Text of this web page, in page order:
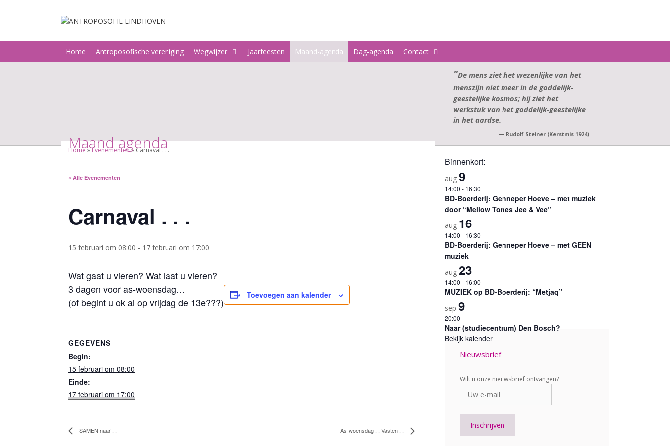
Home Antroposofische vereniging Wegwijzer Jaarfeesten Maand-agenda Dag-agenda Contact
De mens ziet het wezenlijke van het
menszijn niet meer in de goddelijk-
geestelijke kosmos; hij ziet het
werkstuk van het goddelijk-geestelijke
in het aardse.
— Rudolf Steiner (Kerstmis 1924)
Home»Evenementen»Carnaval . . .
Maand agenda
« Alle Evenementen
Carnaval . . .
15 februari om 08:00 - 17 februari om 17:00
Wat gaat u vieren? Wat laat u vieren?
3 dagen voor as-woensdag…
(of begint u ok al op vrijdag de 13e???)
Toevoegen aan kalender
GEGEVENS
Begin:
15 februari om 08:00
Einde:
17 februari om 17:00
SAMEN naar . . As-woensdag . . Vasten . .
Binnenkort:
aug 9
14:00 - 16:30
BD-Boerderij: Genneper Hoeve – met muziek
door “Mellow Tones Jee & Vee”
aug 16
14:00 - 16:30
BD-Boerderij: Genneper Hoeve – met GEEN
muziek
aug 23
14:00 - 16:00
MUZIEK op BD-Boerderij: “Metjaq”
sep 9
20:00
Naar (studiecentrum) Den Bosch?
Bekijk kalender
Nieuwsbrief
Wilt u onze nieuwsbrief ontvangen?